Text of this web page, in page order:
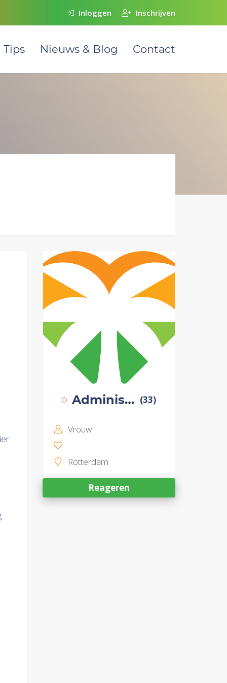
Inloggen Inschrijven
Tips Nieuws & Blog Contact
Administratie Durfjijmetmij (33)
Vrouw
Rotterdam
Reageren